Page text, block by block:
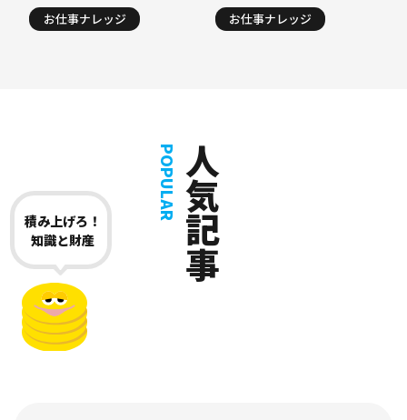
お仕事ナレッジ
お仕事ナレッジ
人気記事
POPULAR
積み上げろ！
知識と財産